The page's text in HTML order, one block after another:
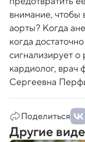
внимание,
аорты? Когда
когда
сигнализирует
кардиолог, врач
Сергеевна
Поделиться
Другие